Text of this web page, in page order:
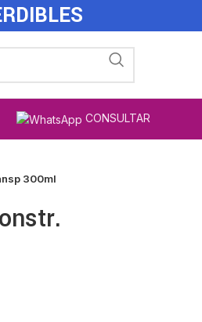
CONSULTAR
300ml